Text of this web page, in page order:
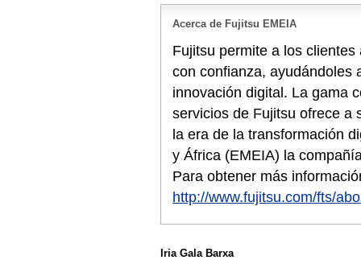
Acerca de Fujitsu EMEIA
Fujitsu permite a los
con confianza, ayudándoles
innovación digital. La gama
servicios de Fujitsu ofrece a
la era de la transformación
y África (EMEIA) la
Para obtener más
http://www.fujitsu.com/fts/
Iria Gala Barxa